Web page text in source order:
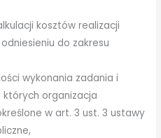
kosztów realizacji
do zakresu
wykonania zadania i
których organizacja
w art. 3 ust. 3 ustawy